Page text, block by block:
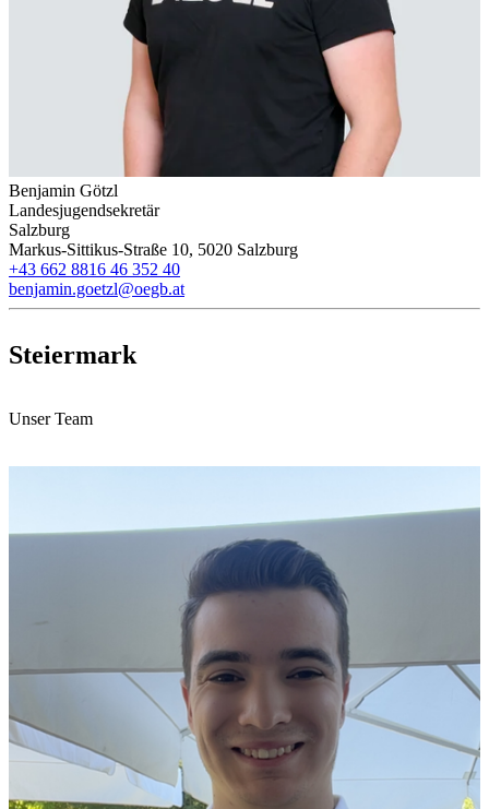
Benjamin Götzl
Landesjugendsekretär
Salzburg
Markus-Sittikus-Straße 10, 5020 Salzburg
+43 662 8816 46 352 40
benjamin.goetzl@oegb.at
Steiermark
Unser Team